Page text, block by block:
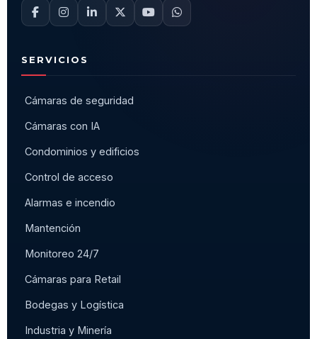
SERVICIOS
Cámaras de seguridad
Cámaras con IA
Condominios y edificios
Control de acceso
Alarmas e incendio
Mantención
Monitoreo 24/7
Cámaras para Retail
Bodegas y Logística
Industria y Minería